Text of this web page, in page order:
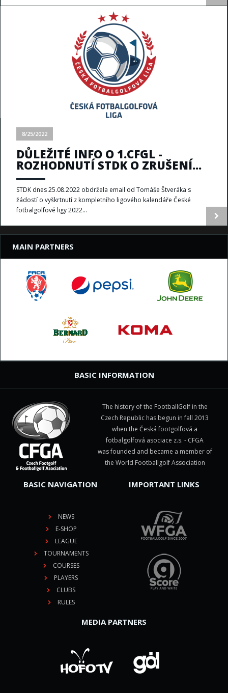
8/25/2022
DŮLEŽITÉ INFO O 1.CFGL -
ROZHODNUTÍ STDK O ZRUŠENÍ...
STDK dnes 25.08.2022 obdržela email od Tomáše Štveráka s
žádostí o vyškrtnutí z kompletního ligového kalendáře České
fotbalgolfové ligy 2022...
MAIN PARTNERS
BASIC INFORMATION
The history of the FootballGolf in the
Czech Republic has begun in fall 2013
when the Česká footgolfová a
fotbalgolfová asociace z.s. - CFGA
was founded and became a member of
the World Footballgolf Association
BASIC NAVIGATION
NEWS
E-SHOP
LEAGUE
TOURNAMENTS
COURSES
PLAYERS
CLUBS
RULES
IMPORTANT LINKS
MEDIA PARTNERS